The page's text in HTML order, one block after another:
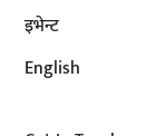
इभेन्ट
English